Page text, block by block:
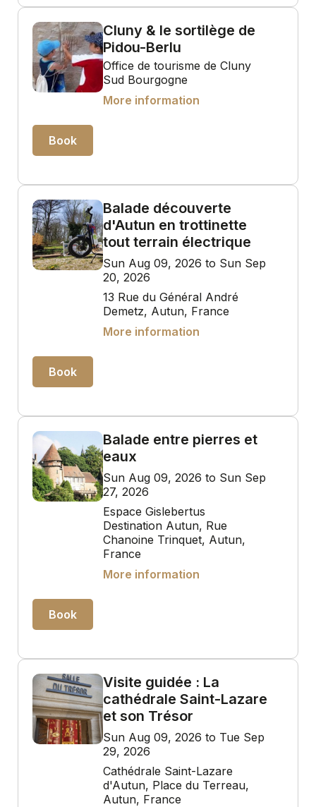
Cluny & le sortilège de
Pidou-Berlu
Office de tourisme de Cluny
Sud Bourgogne
More information
Book
Balade découverte
d'Autun en trottinette
tout terrain électrique
Sun Aug 09, 2026 to Sun Sep
20, 2026
13 Rue du Général André
Demetz, Autun, France
More information
Book
Balade entre pierres et
eaux
Sun Aug 09, 2026 to Sun Sep
27, 2026
Espace Gislebertus
Destination Autun, Rue
Chanoine Trinquet, Autun,
France
More information
Book
Visite guidée : La
cathédrale Saint-Lazare
et son Trésor
Sun Aug 09, 2026 to Tue Sep
29, 2026
Cathédrale Saint-Lazare
d'Autun, Place du Terreau,
Autun, France